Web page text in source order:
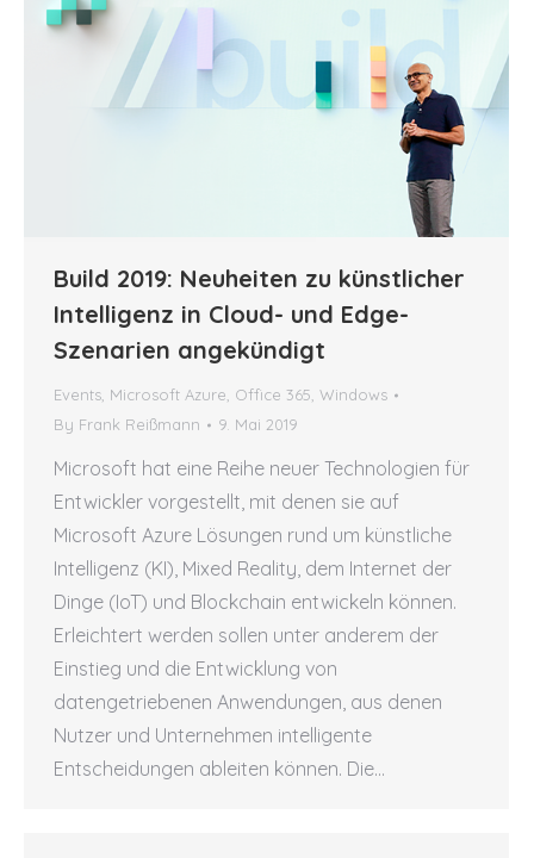
Build 2019: Neuheiten zu künstlicher
Intelligenz in Cloud- und Edge-
Szenarien angekündigt
Events Microsoft Azure Office 365 Windows
By Frank Reißmann 9. Mai 2019
Microsoft hat eine Reihe neuer Technologien für
Entwickler vorgestellt, mit denen sie auf
Microsoft Azure Lösungen rund um künstliche
Intelligenz (KI), Mixed Reality, dem Internet der
Dinge (IoT) und Blockchain entwickeln können.
Erleichtert werden sollen unter anderem der
Einstieg und die Entwicklung von
datengetriebenen Anwendungen, aus denen
Nutzer und Unternehmen intelligente
Entscheidungen ableiten können. Die…